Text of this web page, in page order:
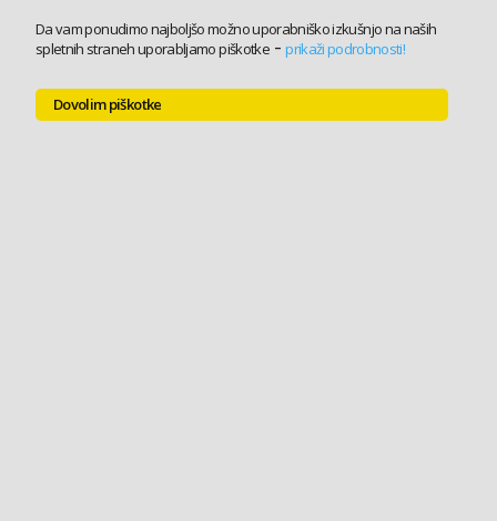
Da vam ponudimo najboljšo možno uporabniško izkušnjo na naših
spletnih straneh uporabljamo piškotke-prikaži podrobnosti!
Dovolim piškotke